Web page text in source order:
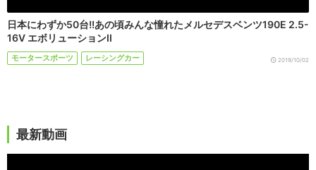
日本にわずか50台!!あの頃みんな憧れたメルセデスベンツ190E 2.5-
16V エボリューションII
モータースポーツ レーシングカー 2019/10/02
最新動画